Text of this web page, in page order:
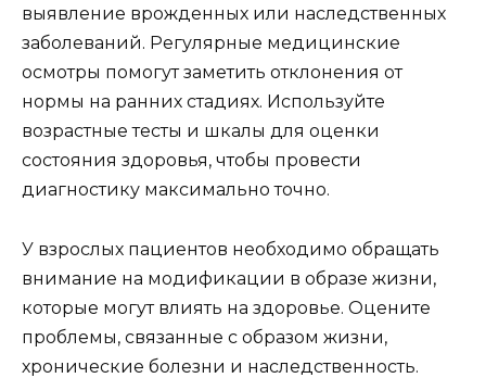
выявление врожденных или наследственных
заболеваний. Регулярные медицинские
осмотры помогут заметить отклонения от
нормы на ранних стадиях. Используйте
возрастные тесты и шкалы для оценки
состояния здоровья, чтобы провести
диагностику максимально точно.
У взрослых пациентов необходимо обращать
внимание на модификации в образе жизни,
которые могут влиять на здоровье. Оцените
проблемы, связанные с образом жизни,
хронические болезни и наследственность.